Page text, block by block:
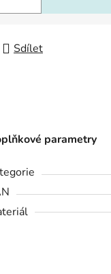
Sdílet
parametry